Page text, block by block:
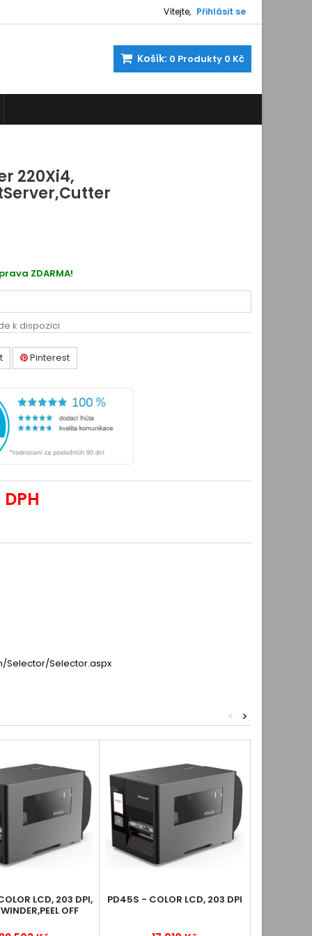
Vítejte, Přihlásit se
Košík: 0 Produkty 0 Kč
220Xi4,
ZDARMA!
k dispozici
Pinterest
Selector/Selector.aspx
>
<
LCD, 203 DPI,
OFF
PD45S - COLOR LCD, 203 DPI